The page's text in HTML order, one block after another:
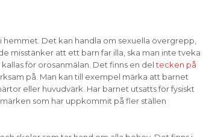
Det kan handla om sexuella övergrepp,
misstänker att ett barn far illa, ska man inte tveka
för orosanmälan. Det finns en deltecken på
på. Man kan till exempel märka att barnet
eller huvudvärk. Har barnet utsatts för fysiskt
som har uppkommit på fler ställen